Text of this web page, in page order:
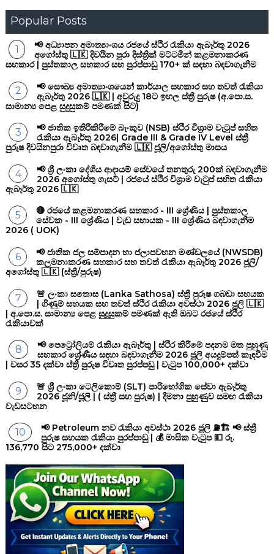
Popular Posts
📢 අධ්‍යාපන අමාත්‍යාංශය රජයේ ස්ථිර රැකියා ඇබෑර්තු 2026
අගෝස්තු 🇱🇰 දිවයින පුරා දිස්ත්‍රික් මට්ටමින් කළමනාකරණ
සහකාර | පුස්තකාල සහකාර සහ පුරප්පාඩු 170+ ක් සඳහා බඳවාගැනීම
📢 සෞඛ්‍ය අමාත්‍යාංශයෙන් කාර්යාල සහකාර සහ තවත් රැකියා
ඇබෑර්තු 2026 🇱🇰 | අවුරුදු 18ට ඉහල ස්ත්‍රී පුරුෂ (අ.පො.ස.
සාමාන්‍ය පෙළ සුදුසුකම් පමණක් සිට)
📢 ජාතික ඉතිරිකිරීමේ බැංකුව (NSB) ස්ථිර විශ්‍රාම වැටුප් සහිත
රැකියා ඇබෑර්තු 2026| Grade III & Grade IV Level ස්ත්‍රී
පුරුෂ දිවයිනපුරා විවෘත බඳවාගැනීම 🇱🇰 ජූලි/අගෝස්තු මාසය
📢 ශ්‍රී ලංකා දේශීය ආදායම් සේවයේ තනතුරු 200ක් බඳවාගැනීම
2026 අගෝස්තු ගැසට් | රජයේ ස්ථිර විශ්‍රාම වැටුප් සහිත රැකියා
ඇබෑර්තු 2026 🇱🇰
🔴 රජයේ කළමනාකරණ සහකාර - III ශ්‍රේණිය | පුස්තකාල
සේවක - III ශ්‍රේණිය | වැඩ සහායක - III ශ්‍රේණිය බඳවාගැනීම
2026 ( UOK)
📢 ජාතික ජල සම්පාදන හා ජලාපවහන මණ්ඩලයේ (NWSDB)
කලමනාකරණ සහකාර සහ තවත් රැකියා ඇබෑර්තු 2026 ජූලි/
අගෝස්තු 🇱🇰 (ස්ත්‍රී/පුරුෂ)
🚨 ලංකා සතොස (Lanka Sathosa) ස්ත්‍රී පුරුෂ ගබඩා සහයක
| ගිණුම් සහයක සහ තවත් ස්ථිර රැකියා අවස්ථා 2026 ජූලි 🇱🇰
| අ.පො.ස. සාමාන්‍ය පෙළ සුදුසුකම් පමණක් ඇති ඔබට රජයේ ස්ථිර
රැකියාවක්
📢 පෙට්‍රෝලියම් රැකියා ඇබෑර්තු | ස්ථිර කිරීමේ පදනම මත පුහුණු
සහකාර ශ්‍රේණීය සඳහා බඳවාගැනීම 2026 ජූලි අයදුම්පත් කැඳවීම
| වසර 35 දක්වා ස්ත්‍රී පුරුෂ විවෘත පුරප්පඩු | වැටුප 100,000+ දක්වා
🚨 ශ්‍රී ලංකා ටෙලිකොම් (SLT) පාරිභෝගික සේවා ඇබෑර්තු
2026 ජූනි/ජූලි | ( ස්ත්‍රී සහ පුරුෂ) | දීමනා පුහුණුව සමඟ රැකියා
වැඩසටහන
📢 Petroleum නව රැකියා අවස්ථා 2026 ජූලි ⛽🏗️ 📢 ස්ත්‍රී
පුරුෂ සහයක රැකියා පුරප්පාඩු | 💰 මාසික වැටුප 💵 රු.
136,770 සිට 275,000+ දක්වා